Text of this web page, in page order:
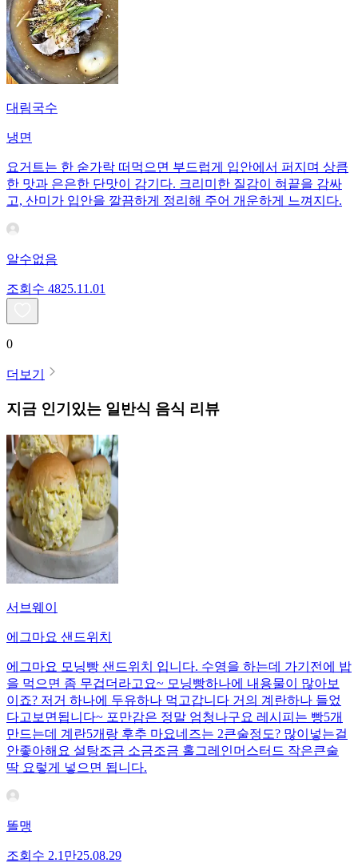
대림국수
냉면
요거트는 한 숟가락 떠먹으면 부드럽게 입안에서 퍼지며 상큼
한 맛과 은은한 단맛이 감기다. 크리미한 질감이 혀끝을 감싸
고, 산미가 입안을 깔끔하게 정리해 주어 개운하게 느껴지다.
알수없음
조회수 4825.11.01
0
더보기
지금 인기있는 일반식 음식 리뷰
서브웨이
에그마요 샌드위치
에그마요 모닝빵 샌드위치 입니다. 수영을 하는데 가기전에 밥
을 먹으면 좀 무겁더라고요~ 모닝빵하나에 내용물이 많아보
이죠? 저거 하나에 두유하나 먹고갑니다 거의 계란하나 들었
다고보면됩니다~ 포만감은 정말 엄청나구요 레시피는 빵5개
만드는데 계란5개랑 후추 마요네즈는 2큰술정도? 많이넣는걸
안좋아해요 설탕조금 소금조금 홀그레인머스터드 작은큰술
딱 요렇게 넣으면 됩니다.
똘맹
조회수 2.1만25.08.29